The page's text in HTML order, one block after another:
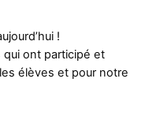
!
qui ont participé et
élèves et pour notre